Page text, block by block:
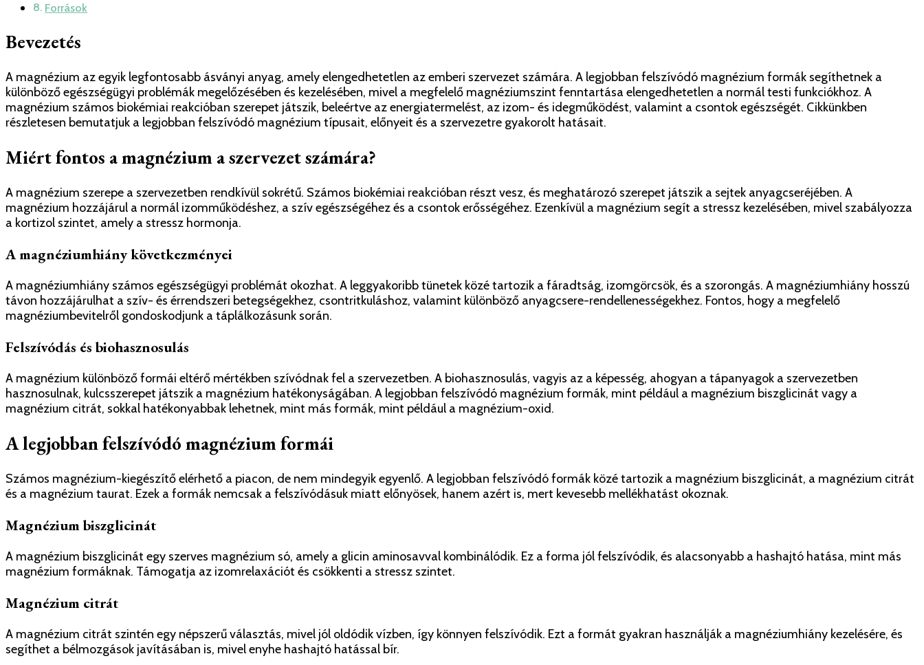
Források
Bevezetés
A magnézium az egyik legfontosabb ásványi anyag, amely elengedhetetlen az emberi szervezet számára. A legjobban felszívódó magnézium formák segíthetnek a
különböző egészségügyi problémák megelőzésében és kezelésében, mivel a megfelelő magnéziumszint fenntartása elengedhetetlen a normál testi funkciókhoz. A
magnézium számos biokémiai reakcióban szerepet játszik, beleértve az energiatermelést, az izom- és idegműködést, valamint a csontok egészségét. Cikkünkben
részletesen bemutatjuk a legjobban felszívódó magnézium típusait, előnyeit és a szervezetre gyakorolt hatásait.
Miért fontos a magnézium a szervezet számára?
A magnézium szerepe a szervezetben rendkívül sokrétű. Számos biokémiai reakcióban részt vesz, és meghatározó szerepet játszik a sejtek anyagcseréjében. A
magnézium hozzájárul a normál izomműködéshez, a szív egészségéhez és a csontok erősségéhez. Ezenkívül a magnézium segít a stressz kezelésében, mivel szabályozza
a kortizol szintet, amely a stressz hormonja.
A magnéziumhiány következményei
A magnéziumhiány számos egészségügyi problémát okozhat. A leggyakoribb tünetek közé tartozik a fáradtság, izomgörcsök, és a szorongás. A magnéziumhiány hosszú
távon hozzájárulhat a szív- és érrendszeri betegségekhez, csontritkuláshoz, valamint különböző anyagcsere-rendellenességekhez. Fontos, hogy a megfelelő
magnéziumbevitelről gondoskodjunk a táplálkozásunk során.
Felszívódás és biohasznosulás
A magnézium különböző formái eltérő mértékben szívódnak fel a szervezetben. A biohasznosulás, vagyis az a képesség, ahogyan a tápanyagok a szervezetben
hasznosulnak, kulcsszerepet játszik a magnézium hatékonyságában. A legjobban felszívódó magnézium formák, mint például a magnézium biszglicinát vagy a
magnézium citrát, sokkal hatékonyabbak lehetnek, mint más formák, mint például a magnézium-oxid.
A legjobban felszívódó magnézium formái
Számos magnézium-kiegészítő elérhető a piacon, de nem mindegyik egyenlő. A legjobban felszívódó formák közé tartozik a magnézium biszglicinát, a magnézium citrát
és a magnézium taurat. Ezek a formák nemcsak a felszívódásuk miatt előnyösek, hanem azért is, mert kevesebb mellékhatást okoznak.
Magnézium biszglicinát
A magnézium biszglicinát egy szerves magnézium só, amely a glicin aminosavval kombinálódik. Ez a forma jól felszívódik, és alacsonyabb a hashajtó hatása, mint más
magnézium formáknak. Támogatja az izomrelaxációt és csökkenti a stressz szintet.
Magnézium citrát
A magnézium citrát szintén egy népszerű választás, mivel jól oldódik vízben, így könnyen felszívódik. Ezt a formát gyakran használják a magnéziumhiány kezelésére, és
segíthet a bélmozgások javításában is, mivel enyhe hashajtó hatással bír.